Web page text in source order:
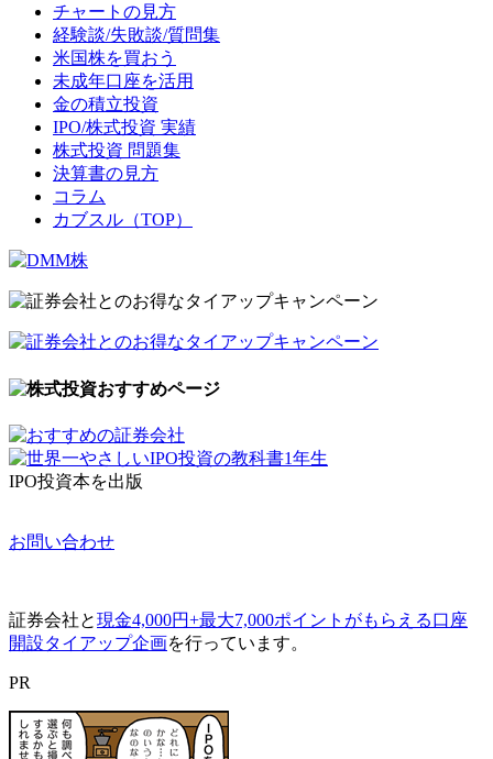
チャートの見方
経験談/失敗談/質問集
米国株を買おう
未成年口座を活用
金の積立投資
IPO/株式投資 実績
株式投資 問題集
決算書の見方
コラム
カブスル（TOP）
IPO投資本を出版
お問い合わせ
証券会社と現金4,000円+最大7,000ポイントがもらえる口座
開設タイアップ企画を行っています。
PR